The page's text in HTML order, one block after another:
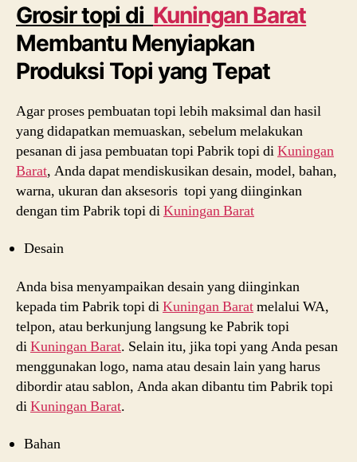
Grosir topi di Kuningan Barat
Membantu Menyiapkan
Produksi Topi yang Tepat
Agar proses pembuatan topi lebih maksimal dan hasil
yang didapatkan memuaskan, sebelum melakukan
pesanan di jasa pembuatan topi Pabrik topi diKuningan
Barat, Anda dapat mendiskusikan desain, model, bahan,
warna, ukuran dan aksesoris topi yang diinginkan
dengan tim Pabrik topi diKuningan Barat
Desain
Anda bisa menyampaikan desain yang diinginkan
kepada tim Pabrik topi diKuningan Baratmelalui WA,
telpon, atau berkunjung langsung ke Pabrik topi
diKuningan Barat. Selain itu, jika topi yang Anda pesan
menggunakan logo, nama atau desain lain yang harus
dibordir atau sablon, Anda akan dibantu tim Pabrik topi
diKuningan Barat.
Bahan